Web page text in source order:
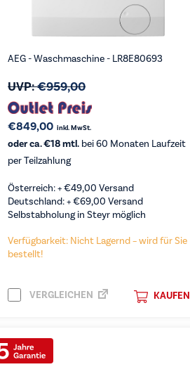
AEG - Waschmaschine - LR8E80693
UVP:€959,00
€849,00 inkl. MwSt.
oder ca. €18 mtl. bei 60 Monaten Laufzeit
per Teilzahlung
Österreich: +€49,00 Versand
Deutschland: +€69,00 Versand
Selbstabholung in Steyr möglich
Verfügbarkeit: Nicht Lagernd – wird für Sie
bestellt!
KAUFEN
VERGLEICHEN